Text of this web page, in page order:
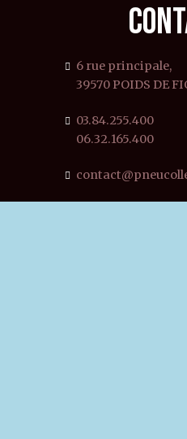
6 rue principale,
39570 POIDS DE
03.84.255.400
06.32.165.400